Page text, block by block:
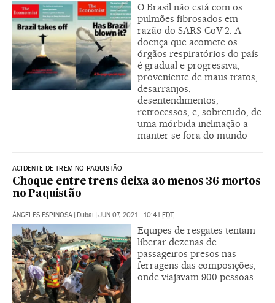
O Brasil não está com os
pulmões fibrosados em
razão do SARS-CoV-2. A
doença que acomete os
órgãos respiratórios do país
é gradual e progressiva,
proveniente de maus tratos,
desarranjos,
desentendimentos,
retrocessos, e, sobretudo, de
uma mórbida inclinação a
manter-se fora do mundo
ACIDENTE DE TREM NO PAQUISTÃO
Choque entre trens deixa ao menos 36 mortos
no Paquistão
ÁNGELES ESPINOSA | Dubai | JUN 07, 2021 - 10:41EDT
Equipes de resgates tentam
liberar dezenas de
passageiros presos nas
ferragens das composições,
onde viajavam 900 pessoas